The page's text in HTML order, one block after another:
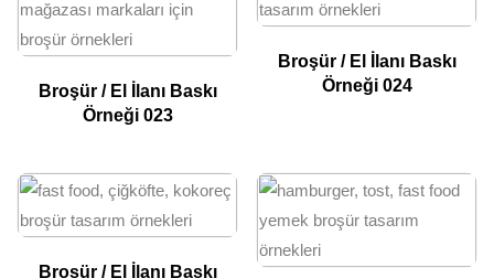
Broşür / El İlanı Baskı
Örneği 023
Broşür / El İlanı Baskı
Örneği 024
Broşür / El İlanı Baskı